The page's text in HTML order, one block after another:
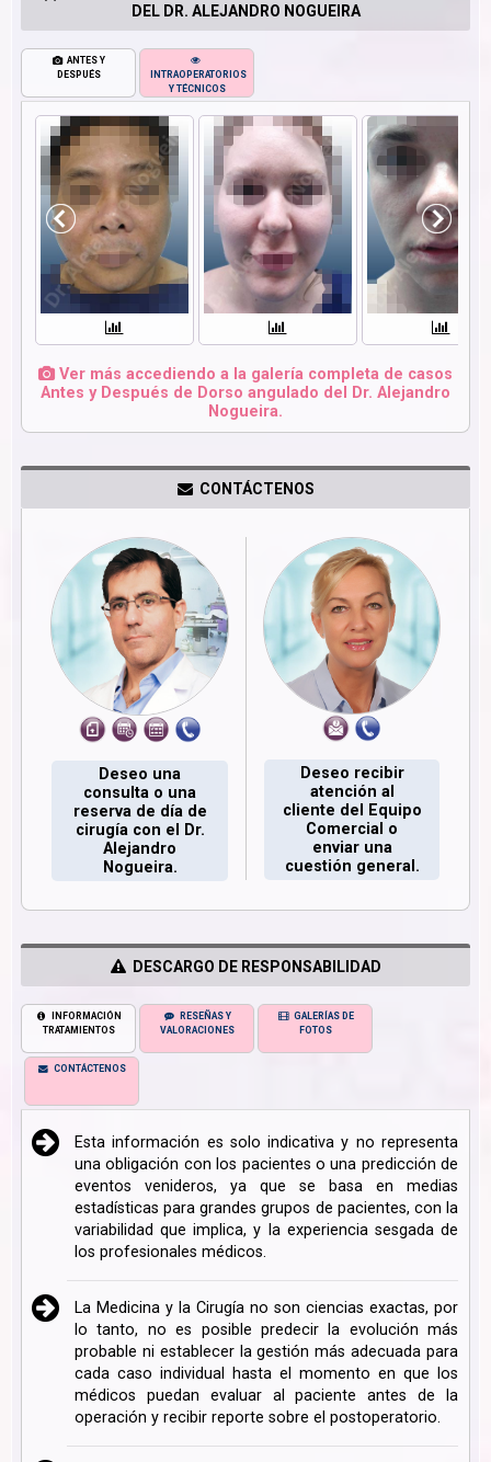
DEL DR. ALEJANDRO NOGUEIRA
ANTES Y
DESPUÉS
INTRAOPERATORIOS
Y TÉCNICOS
Ver más accediendo a la galería completa de casos
Antes y Después de Dorso angulado del Dr. Alejandro
Nogueira.
CONTÁCTENOS
Deseo una
consulta o una
reserva de día de
cirugía con el Dr.
Alejandro
Nogueira.
Deseo recibir
atención al
cliente del Equipo
Comercial o
enviar una
cuestión general.
DESCARGO DE RESPONSABILIDAD
INFORMACIÓN
TRATAMIENTOS
RESEÑAS Y
VALORACIONES
GALERÍAS DE
FOTOS
CONTÁCTENOS
Esta información es solo indicativa y no representa
una obligación con los pacientes o una predicción de
eventos venideros, ya que se basa en medias
estadísticas para grandes grupos de pacientes, con la
variabilidad que implica, y la experiencia sesgada de
los profesionales médicos.
La Medicina y la Cirugía no son ciencias exactas, por
lo tanto, no es posible predecir la evolución más
probable ni establecer la gestión más adecuada para
cada caso individual hasta el momento en que los
médicos puedan evaluar al paciente antes de la
operación y recibir reporte sobre el postoperatorio.